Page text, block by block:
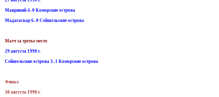
Маврикий 4–0 Коморские острова
Мадагаскар 6–0 Сейшельские острова
Матч за третье место
29 августа 1990 г.
Сейшельские острова 3–1 Коморские острова
Финал
30 августа 1990 г.